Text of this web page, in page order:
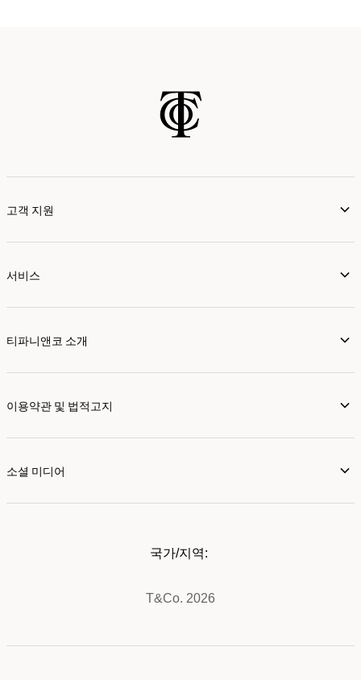
고객 지원
서비스
티파니앤코 소개
이용약관 및 법적고지
소셜 미디어
T&Co. 2026
국가/지역: